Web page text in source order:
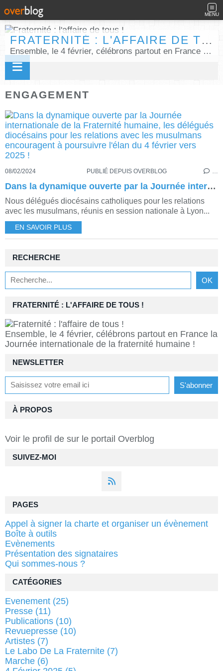
MENU
FRATERNITÉ : L'AFFAIRE DE TOUS !
Ensemble, le 4 février, célébrons partout en France la Journée internationale de la fraternité humaine !
ENGAGEMENT
08/02/2024 PUBLIÉ DEPUIS OVERBLOG …
Dans la dynamique ouverte par la Journée internationale de la Fraternité humaine, les délégués diocésains pour les relations avec les musulmans encouragent à poursuivre l'élan du 4 février vers 2025 !
Nous délégués diocésains catholiques pour les relations
avec les musulmans, réunis en session nationale à Lyon...
EN SAVOIR PLUS
NEWSLETTER
SUIVEZ-MOI
RECHERCHE
FRATERNITÉ : L'AFFAIRE DE TOUS !
Ensemble, le 4 février, célébrons partout en France la
Journée internationale de la fraternité humaine !
À PROPOS
Voir le profil de sur le portail Overblog
PAGES
Appel à signer la charte et organiser un évènement
Boîte à outils
Evènements
Présentation des signataires
Qui sommes-nous ?
CATÉGORIES
Evenement (25)
Presse (11)
Publications (10)
Revuepresse (10)
Artistes (7)
Le Labo De La Fraternite (7)
Marche (6)